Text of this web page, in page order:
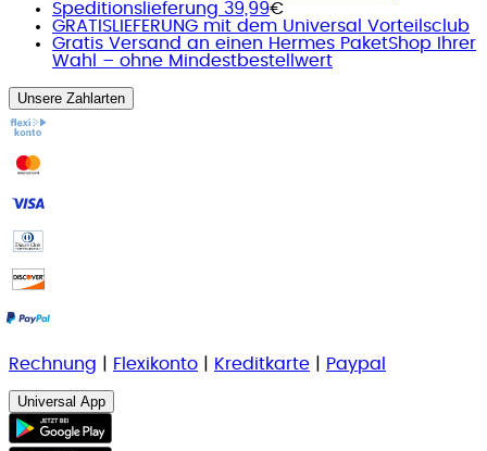
Speditionslieferung 39,99€
GRATISLIEFERUNG mit dem Universal Vorteilsclub
Gratis Versand an einen Hermes PaketShop Ihrer
Wahl – ohne Mindestbestellwert
Unsere Zahlarten
Rechnung Flexikonto Kreditkarte Paypal
Universal App